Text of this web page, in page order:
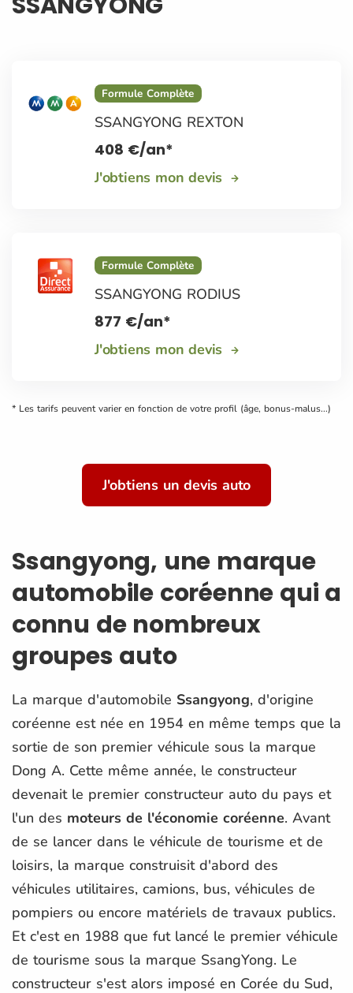
Formule Complète
SSANGYONG REXTON
408 €/an*
J'obtiens mon devis
Formule Complète
SSANGYONG RODIUS
877 €/an*
J'obtiens mon devis
* Les tarifs peuvent varier en fonction de votre profil (âge, bonus-malus...)
J'obtiens un devis auto
Ssangyong, une marque
automobile coréenne qui a
connu de nombreux
groupes auto
La marque d'automobile Ssangyong, d'origine
coréenne est née en 1954 en même temps que la
sortie de son premier véhicule sous la marque
Dong A. Cette même année, le constructeur
devenait le premier constructeur auto du pays et
l'un des moteurs de l'économie coréenne. Avant
de se lancer dans le véhicule de tourisme et de
loisirs, la marque construisit d'abord des
véhicules utilitaires, camions, bus, véhicules de
pompiers ou encore matériels de travaux publics.
Et c'est en 1988 que fut lancé le premier véhicule
de tourisme sous la marque SsangYong. Le
constructeur s'est alors imposé en Corée du Sud,